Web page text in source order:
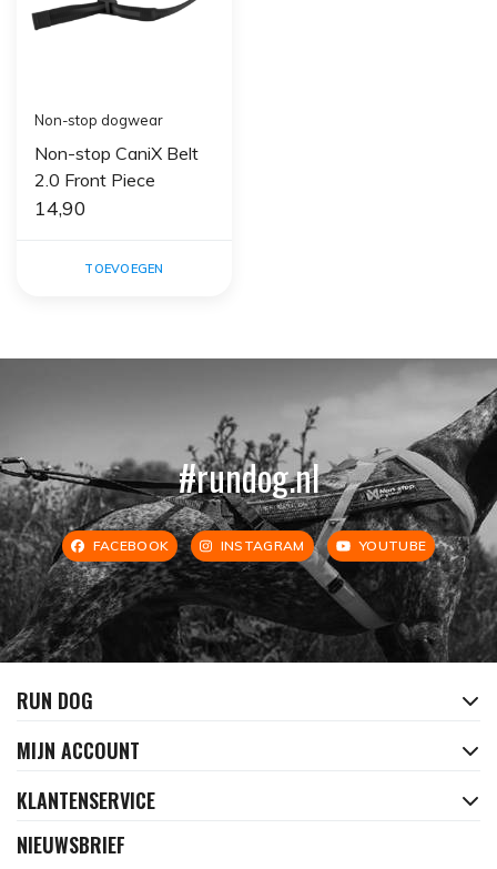
Non-stop dogwear
Non-stop CaniX Belt
2.0 Front Piece
14,90
TOEVOEGEN
#rundog.nl
FACEBOOK INSTAGRAM YOUTUBE
RUN DOG
MIJN ACCOUNT
KLANTENSERVICE
NIEUWSBRIEF